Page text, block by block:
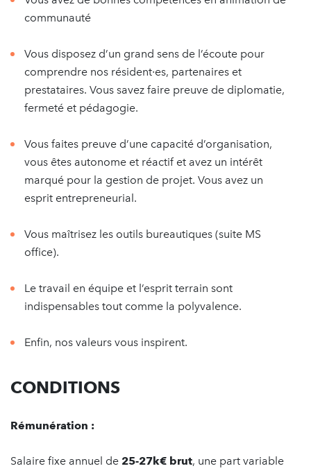
communauté
Vous disposez d’un grand sens de l’écoute pour
comprendre nos résident∙es, partenaires et
prestataires. Vous savez faire preuve de diplomatie,
fermeté et pédagogie.
Vous faites preuve d’une capacité d’organisation,
vous êtes autonome et réactif et avez un intérêt
marqué pour la gestion de projet. Vous avez un
esprit entrepreneurial.
Vous maîtrisez les outils bureautiques (suite MS
office).
Le travail en équipe et l’esprit terrain sont
indispensables tout comme la polyvalence.
Enfin, nos valeurs vous inspirent.
CONDITIONS
Rémunération :
Salaire fixe annuel de 25-27k€ brut, une part variable